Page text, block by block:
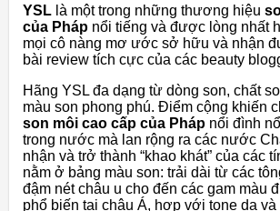
YSL là một trong những thương hiệu
của Pháp nổi tiếng và được lòng nhất
mọi cô nàng mơ ước sở hữu và nhận
bài review tích cực của các beauty
Hãng YSL đa dạng từ dòng son, chất
màu son phong phú. Điểm cộng khiến
son môi cao cấp của Pháp nổi đình
trong nước mà lan rộng ra các nước
nhận và trở thành “khao khát” của các
nằm ở bảng màu son: trải dài từ các
đậm nét châu u cho đến các gam màu
phổ biến tại châu Á, hợp với tone da và